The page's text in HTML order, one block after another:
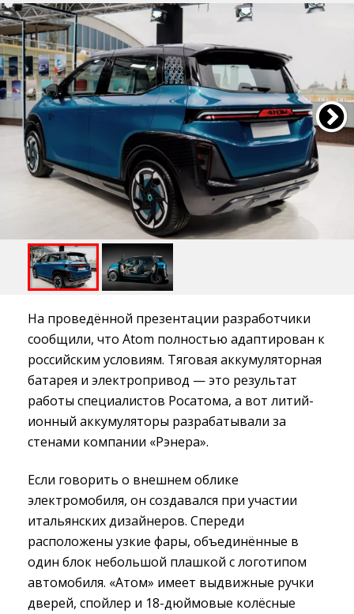
На проведённой презентации разработчики
сообщили, что Atom полностью адаптирован к
российским условиям. Тяговая аккумуляторная
батарея и электропривод — это результат
работы специалистов Росатома, а вот литий-
ионный аккумуляторы разрабатывали за
стенами компании «Рэнера».
Если говорить о внешнем облике
электромобиля, он создавался при участии
итальянских дизайнеров. Спереди
расположены узкие фары, объединённые в
один блок небольшой плашкой с логотипом
автомобиля. «Атом» имеет выдвижные ручки
дверей, спойлер и 18-дюймовые колёсные